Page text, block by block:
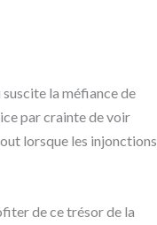
suscite la méfiance de
par crainte de voir
lorsque les injonctions
de ce trésor de la